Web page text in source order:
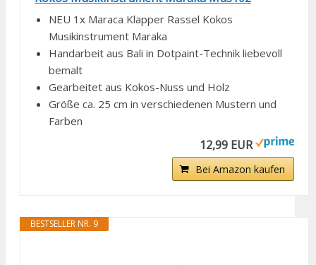
NEU 1x Maraca Klapper Rassel Kokos
Musikinstrument Maraka
Handarbeit aus Bali in Dotpaint-Technik liebevoll
bemalt
Gearbeitet aus Kokos-Nuss und Holz
Größe ca. 25 cm in verschiedenen Mustern und
Farben
12,99 EUR
Bei Amazon kaufen
BESTSELLER NR. 9